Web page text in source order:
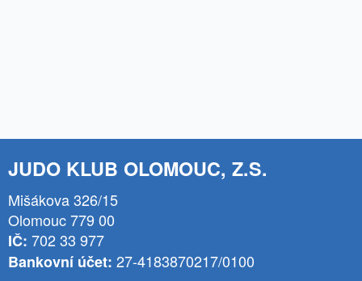
JUDO KLUB OLOMOUC, Z.S.
Mišákova 326/15
Olomouc 779 00
IČ: 702 33 977
Bankovní účet: 27-4183870217/0100